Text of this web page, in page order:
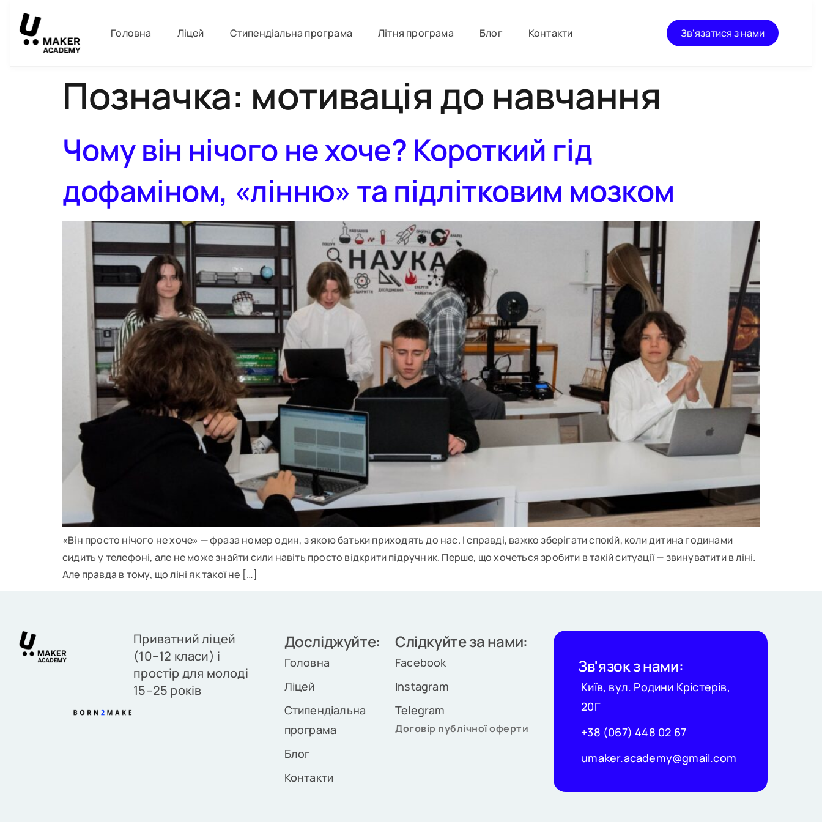
Головна Ліцей Стипендіальна програма Літня програма Блог Контакти Зв'язатися з нами
Позначка: мотивація до навчання
Чому він нічого не хоче? Короткий гід
дофаміном, «лінню» та підлітковим мозком
«Він просто нічого не хоче» — фраза номер один, з якою батьки приходять до нас. І справді, важко зберігати спокій, коли дитина годинами
сидить у телефоні, але не може знайти сили навіть просто відкрити підручник. Перше, що хочеться зробити в такій ситуації — звинуватити в ліні.
Але правда в тому, що ліні як такої не […]
Приватний ліцей
(10–12 класи) і
простір для молоді
15–25 років
Досліджуйте:
Головна
Ліцей
Стипендіальна
програма
Блог
Контакти
Слідкуйте за нами:
Facebook
Instagram
Telegram
Договір публічної оферти
Зв'язок з нами:
Київ, вул. Родини Крістерів,
20Г
+38 (067) 448 02 67
umaker.academy@gmail.com